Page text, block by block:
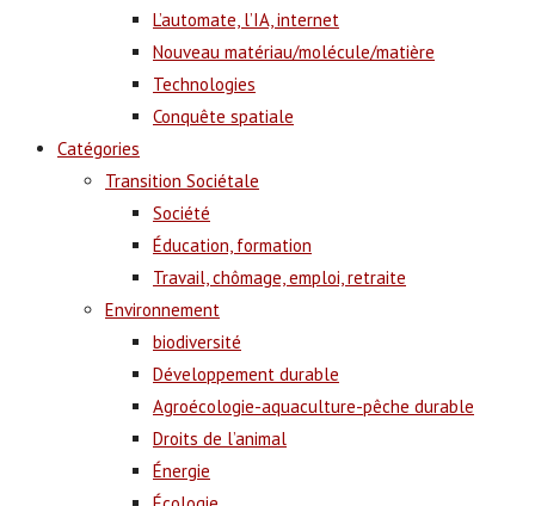
L’automate, l’IA, internet
Nouveau matériau/molécule/matière
Technologies
Conquête spatiale
Catégories
Transition Sociétale
Société
Éducation, formation
Travail, chômage, emploi, retraite
Environnement
biodiversité
Développement durable
Agroécologie-aquaculture-pêche durable
Droits de l’animal
Énergie